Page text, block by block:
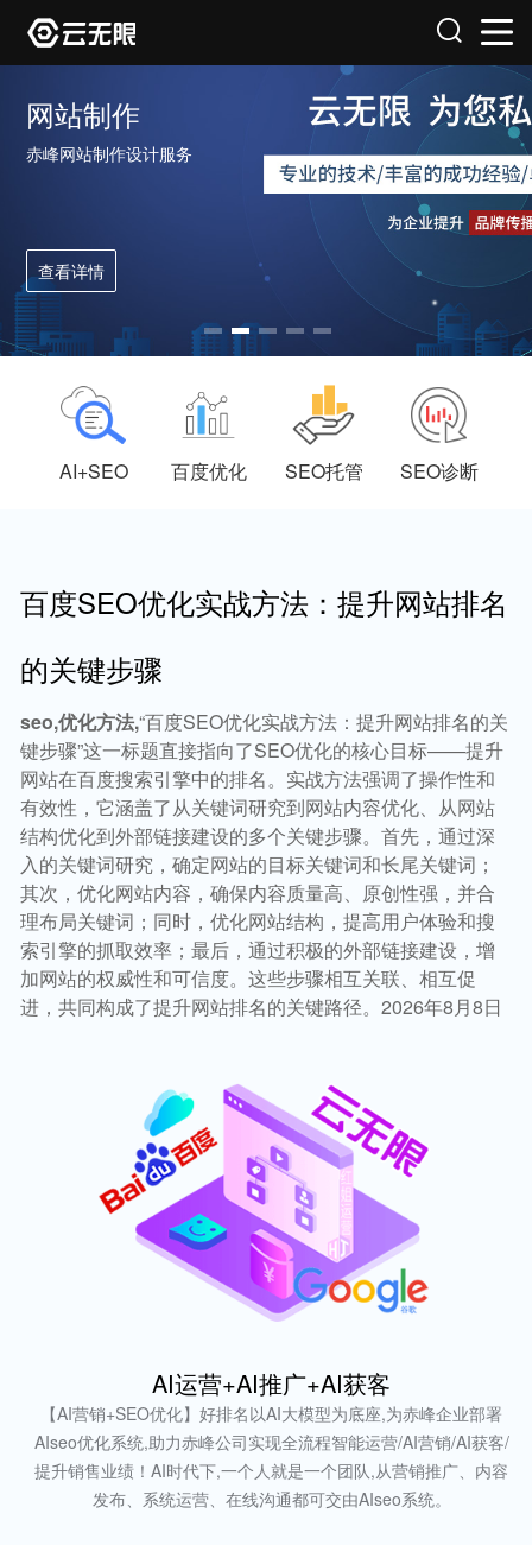
网站制作
赤峰网站制作设计服务
查看详情
AI+SEO 百度优化 SEO托管 SEO诊断
百度SEO优化实战方法：提升网站排名
的关键步骤
seo,优化方法,“百度SEO优化实战方法：提升网站排名的关
键步骤”这一标题直接指向了SEO优化的核心目标——提升
网站在百度搜索引擎中的排名。实战方法强调了操作性和
有效性，它涵盖了从关键词研究到网站内容优化、从网站
结构优化到外部链接建设的多个关键步骤。首先，通过深
入的关键词研究，确定网站的目标关键词和长尾关键词；
其次，优化网站内容，确保内容质量高、原创性强，并合
理布局关键词；同时，优化网站结构，提高用户体验和搜
索引擎的抓取效率；最后，通过积极的外部链接建设，增
加网站的权威性和可信度。这些步骤相互关联、相互促
进，共同构成了提升网站排名的关键路径。2026年8月8日
AI运营+AI推广+AI获客
【AI营销+SEO优化】好排名以AI大模型为底座,为赤峰企业部署
AIseo优化系统,助力赤峰公司实现全流程智能运营/AI营销/AI获客/
提升销售业绩！AI时代下,一个人就是一个团队,从营销推广、内容
发布、系统运营、在线沟通都可交由AIseo系统。